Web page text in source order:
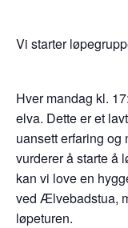
Vi starter
Hver mandag kl.
elva. Dette er et
uansett erfaring og
vurderer å starte å
kan vi love en
ved Ælvebadstua,
løpeturen.